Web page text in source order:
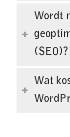
Wordt
(SEO)?
Wat